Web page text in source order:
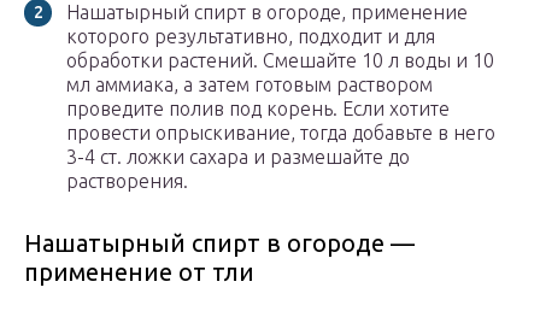
Нашатырный спирт в огороде, применение
которого результативно, подходит и для
обработки растений. Смешайте 10 л воды и 10
мл аммиака, а затем готовым раствором
проведите полив под корень. Если хотите
провести опрыскивание, тогда добавьте в него
3-4 ст. ложки сахара и размешайте до
растворения.
Нашатырный спирт в огороде —
применение от тли